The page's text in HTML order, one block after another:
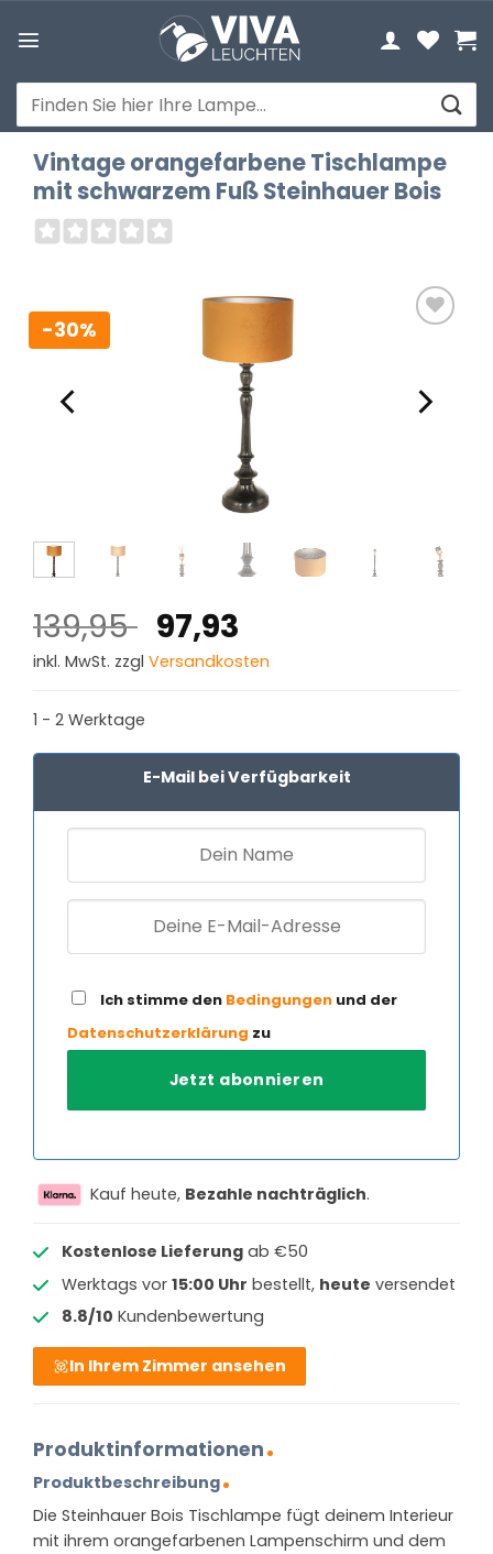
Inhalt
Suchen
nach:
Vintage orangefarbene Tischlampe
mit schwarzem Fuß Steinhauer Bois
-30%
139,95 Ursprünglicher
Preis
97,93
Preis
inkl. MwSt. zzgl Versandkosten
1 - 2 Werktage
E-Mail bei Verfügbarkeit
Ich stimme den Bedingungen und der
Datenschutzerklärung zu
Kauf heute, Bezahle nachträglich.
Kostenlose Lieferungab €50
Werktags vor 15:00 Uhr bestellt, heute versendet
8.8/10 Kundenbewertung
In Ihrem Zimmer ansehen
Produktinformationen
Produktbeschreibung
Die Steinhauer Bois Tischlampe fügt deinem Interieur
mit ihrem orangefarbenen Lampenschirm und dem